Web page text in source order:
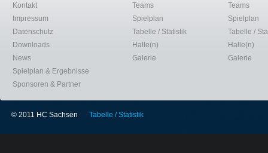
Kontakt
Impressum
Datenschutz
Downloads
News
Spielplan & Ergebnisse
Sponsoren & Partner
Teams
Spielplan
Tabelle / Statistik
Halle(n)
Galerie
Teams
Spielplan
Tabelle /
Halle(n)
Galerie
© 2011 HC Sachsen Tabelle / Statistik